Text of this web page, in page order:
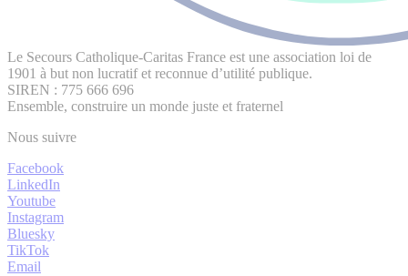
Le Secours Catholique-Caritas France est une association loi de
1901 à but non lucratif et reconnue d’utilité publique.
SIREN : 775 666 696
Ensemble, construire un monde juste et fraternel
Nous suivre
Facebook
LinkedIn
Youtube
Instagram
Bluesky
TikTok
Email